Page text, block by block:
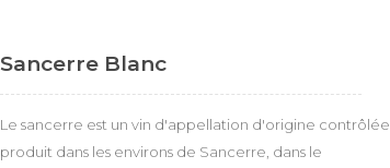
Sancerre Blanc
Le sancerre est un vin d'appellation d'origine contrôlée
produit dans les environs de Sancerre, dans le